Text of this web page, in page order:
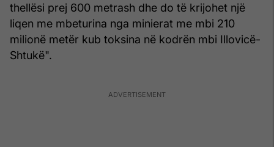
thellësi prej 600 metrash dhe do të krijohet një
liqen me mbeturina nga minierat me mbi 210
milionë metër kub toksina në kodrën mbi Illovicë-
Shtukë".